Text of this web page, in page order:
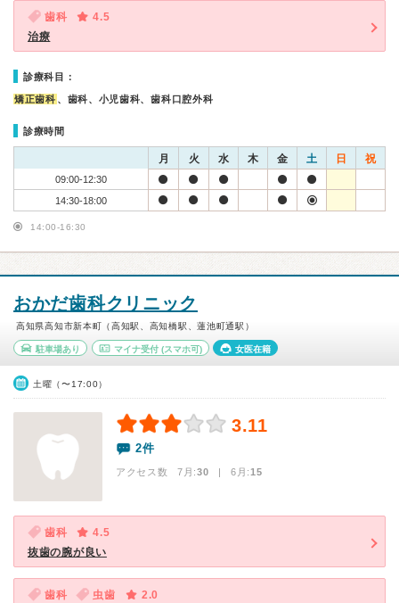
歯科
4.5
治療
診療科目：
矯正歯科 、歯科、小児歯科、歯科口腔外科
診療時間
月 火 水 木 金 土 日 祝
09:00-12:30
14:30-18:00
14:00-16:30
おかだ歯科クリニック
高知県高知市新本町（高知駅、高知橋駅、蓮池町通駅）
駐車場あり マイナ受付(スマホ可) 女医在籍
土曜（〜17:00）
3.11
2件
アクセス数 7月:30 | 6月:15
歯科
4.5
抜歯の腕が良い
歯科 虫歯
2.0